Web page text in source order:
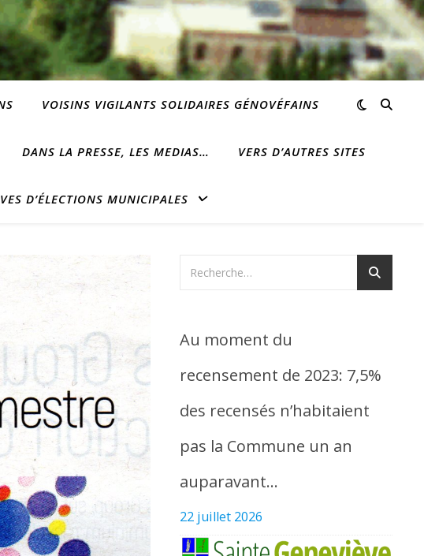
VOISINS VIGILANTS SOLIDAIRES GÉNOVÉFAINS
DANS LA PRESSE, LES MEDIAS… VERS D’AUTRES SITES
D’ÉLECTIONS MUNICIPALES
Au moment du
recensement de 2023: 7,5%
des recensés n’habitaient
pas la Commune un an
auparavant…
22 juillet 2026